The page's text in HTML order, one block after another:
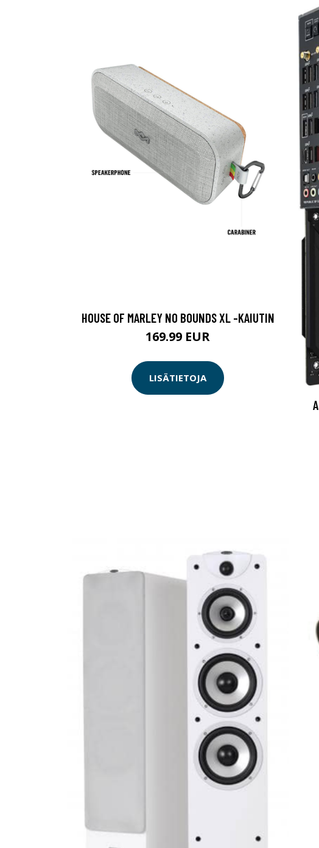
HOUSE OF MARLEY NO BOUNDS XL -KAIUTIN
169.99 EUR
LISÄTIETOJA